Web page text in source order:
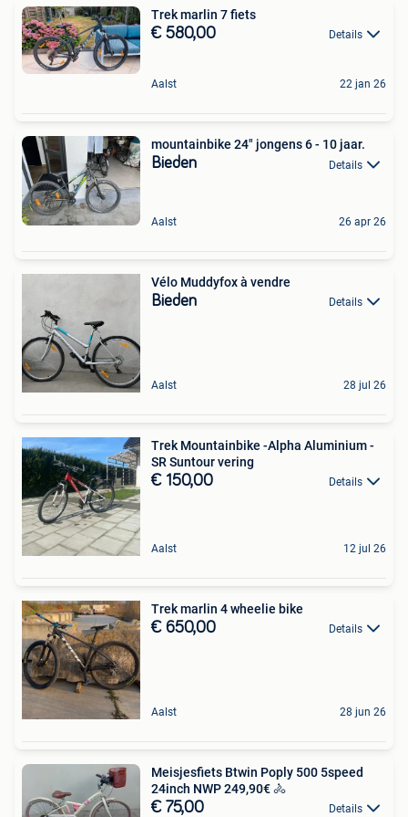
Trek marlin 7 fiets
€ 580,00 Details
Aalst 22 jan 26
mountainbike 24" jongens 6 - 10 jaar.
Bieden Details
Aalst 26 apr 26
Vélo Muddyfox à vendre
Bieden Details
Aalst 28 jul 26
Trek Mountainbike -Alpha Aluminium -
SR Suntour vering
€ 150,00 Details
Aalst 12 jul 26
Trek marlin 4 wheelie bike
€ 650,00 Details
Aalst 28 jun 26
Meisjesfiets Btwin Poply 500 5speed
24inch NWP 249,90€ 🚴
€ 75,00 Details